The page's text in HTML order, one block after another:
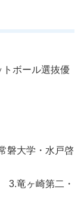
ボール選抜優
大学・水戸啓
竜ヶ崎第二・